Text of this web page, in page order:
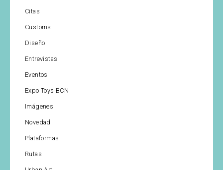
Citas
Customs
Diseño
Entrevistas
Eventos
Expo Toys BCN
Imágenes
Novedad
Plataformas
Rutas